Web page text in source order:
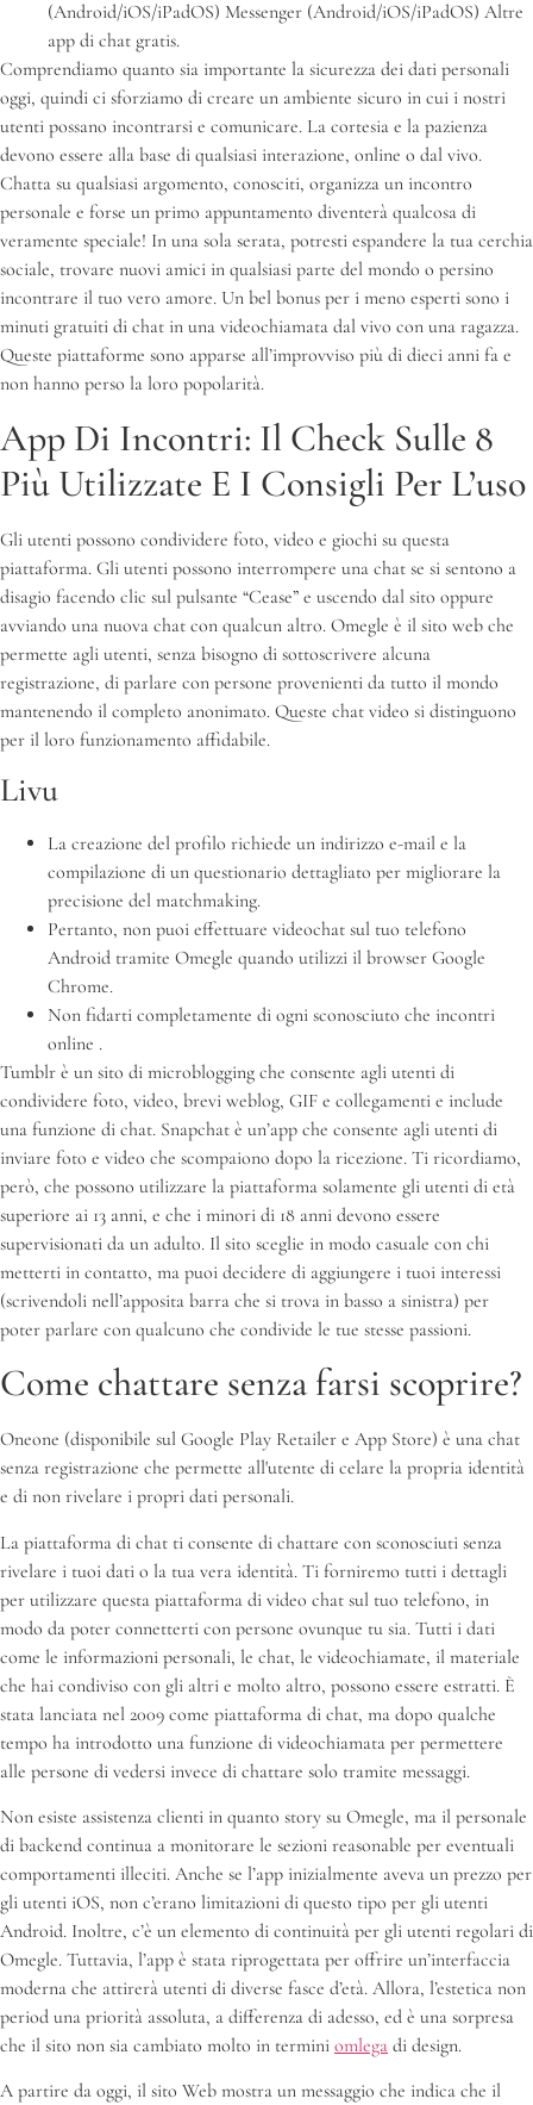
(Android/iOS/iPadOS) Messenger (Android/iOS/iPadOS) Altre
app di chat gratis.
Comprendiamo quanto sia importante la sicurezza dei dati personali
oggi, quindi ci sforziamo di creare un ambiente sicuro in cui i nostri
utenti possano incontrarsi e comunicare. La cortesia e la pazienza
devono essere alla base di qualsiasi interazione, online o dal vivo.
Chatta su qualsiasi argomento, conosciti, organizza un incontro
personale e forse un primo appuntamento diventerà qualcosa di
veramente speciale! In una sola serata, potresti espandere la tua cerchia
sociale, trovare nuovi amici in qualsiasi parte del mondo o persino
incontrare il tuo vero amore. Un bel bonus per i meno esperti sono i
minuti gratuiti di chat in una videochiamata dal vivo con una ragazza.
Queste piattaforme sono apparse all’improvviso più di dieci anni fa e
non hanno perso la loro popolarità.
App Di Incontri: Il Check Sulle 8
Più Utilizzate E I Consigli Per L’uso
Gli utenti possono condividere foto, video e giochi su questa
piattaforma. Gli utenti possono interrompere una chat se si sentono a
disagio facendo clic sul pulsante “Cease” e uscendo dal sito oppure
avviando una nuova chat con qualcun altro. Omegle è il sito web che
permette agli utenti, senza bisogno di sottoscrivere alcuna
registrazione, di parlare con persone provenienti da tutto il mondo
mantenendo il completo anonimato. Queste chat video si distinguono
per il loro funzionamento affidabile.
Livu
La creazione del profilo richiede un indirizzo e-mail e la
compilazione di un questionario dettagliato per migliorare la
precisione del matchmaking.
Pertanto, non puoi effettuare videochat sul tuo telefono
Android tramite Omegle quando utilizzi il browser Google
Chrome.
Non fidarti completamente di ogni sconosciuto che incontri
online .
Tumblr è un sito di microblogging che consente agli utenti di
condividere foto, video, brevi weblog, GIF e collegamenti e include
una funzione di chat. Snapchat è un’app che consente agli utenti di
inviare foto e video che scompaiono dopo la ricezione. Ti ricordiamo,
però, che possono utilizzare la piattaforma solamente gli utenti di età
superiore ai 13 anni, e che i minori di 18 anni devono essere
supervisionati da un adulto. Il sito sceglie in modo casuale con chi
metterti in contatto, ma puoi decidere di aggiungere i tuoi interessi
(scrivendoli nell’apposita barra che si trova in basso a sinistra) per
poter parlare con qualcuno che condivide le tue stesse passioni.
Come chattare senza farsi scoprire?
Oneone (disponibile sul Google Play Retailer e App Store) è una chat
senza registrazione che permette all'utente di celare la propria identità
e di non rivelare i propri dati personali.
La piattaforma di chat ti consente di chattare con sconosciuti senza
rivelare i tuoi dati o la tua vera identità. Ti forniremo tutti i dettagli
per utilizzare questa piattaforma di video chat sul tuo telefono, in
modo da poter connetterti con persone ovunque tu sia. Tutti i dati
come le informazioni personali, le chat, le videochiamate, il materiale
che hai condiviso con gli altri e molto altro, possono essere estratti. È
stata lanciata nel 2009 come piattaforma di chat, ma dopo qualche
tempo ha introdotto una funzione di videochiamata per permettere
alle persone di vedersi invece di chattare solo tramite messaggi.
Non esiste assistenza clienti in quanto story su Omegle, ma il personale
di backend continua a monitorare le sezioni reasonable per eventuali
comportamenti illeciti. Anche se l’app inizialmente aveva un prezzo per
gli utenti iOS, non c’erano limitazioni di questo tipo per gli utenti
Android. Inoltre, c’è un elemento di continuità per gli utenti regolari di
Omegle. Tuttavia, l’app è stata riprogettata per offrire un’interfaccia
moderna che attirerà utenti di diverse fasce d’età. Allora, l’estetica non
period una priorità assoluta, a differenza di adesso, ed è una sorpresa
che il sito non sia cambiato molto in termini omlega di design.
A partire da oggi, il sito Web mostra un messaggio che indica che il